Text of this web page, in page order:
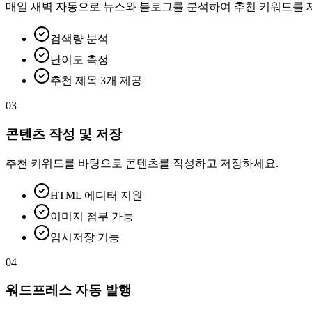
매일 새벽 자동으로 뉴스와 블로그를 분석하여 추천 키워드를
검색량 분석
난이도 측정
추천 제목 3개 제공
03
콘텐츠 작성 및 저장
추천 키워드를 바탕으로 콘텐츠를 작성하고 저장하세요.
HTML 에디터 지원
이미지 첨부 가능
임시저장 기능
04
워드프레스 자동 발행